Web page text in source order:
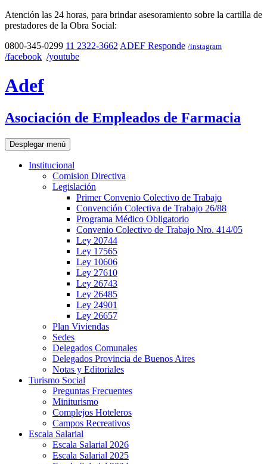
Atención las 24 horas, para brindar asesoramiento sobre la cartilla de
prestadores de la Obra Social:
0800-345-0299 11 2322-3662 ADEF Responde /instagram
/facebook /youtube
Adef
Asociación de Empleados de Farmacia
Desplegar menú
Institucional
Comision Directiva
Legislación
Primer Convenio Colectivo de Trabajo
Convención Colectiva de Trabajo 26/88
Programa Médico Obligatorio
Convenio Colectivo de Trabajo Nro. 414/05
Ley 20744
Ley 17565
Ley 10606
Ley 27610
Ley 26743
Ley 26485
Ley 24901
Ley 26657
Plan Viviendas
Sedes
Delegados Comunales
Delegados Provincia de Buenos Aires
Notas y Editoriales
Turismo Social
Preguntas Frecuentes
Miniturismo
Complejos Hoteleros
Campos Recreativos
Escala Salarial
Escala Salarial 2026
Escala Salarial 2025